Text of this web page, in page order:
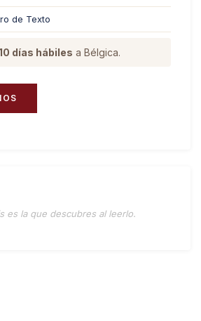
de Texto
días hábiles a Bélgica.
es la que descubres al leerlo.